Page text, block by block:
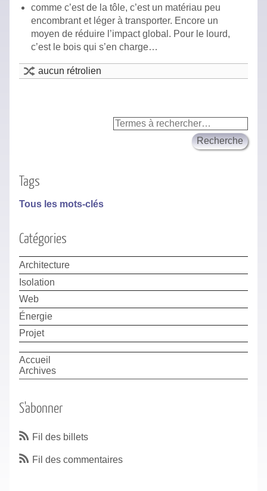
comme c’est de la tôle, c’est un matériau peu
encombrant et léger à transporter. Encore un
moyen de réduire l’impact global. Pour le lourd,
c’est le bois qui s’en charge…
aucun rétrolien
Tags
Tous les mots-clés
Catégories
Architecture
Isolation
Web
Énergie
Projet
Accueil
Archives
S'abonner
Fil des billets
Fil des commentaires